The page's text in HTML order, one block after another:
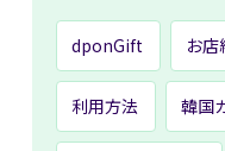
dponGift お店
利用方法 韓国